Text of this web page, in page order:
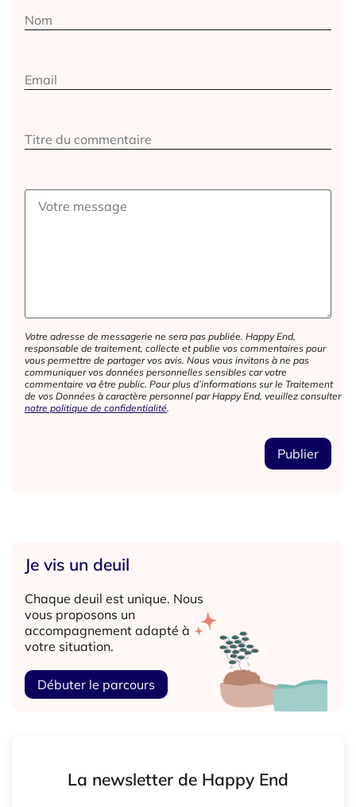
Votre adresse de messagerie ne sera pas publiée. Happy End,
responsable de traitement, collecte et publie vos commentaires pour
vous permettre de partager vos avis. Nous vous invitons à ne pas
communiquer vos données personnelles sensibles car votre
commentaire va être public. Pour plus d’informations sur le Traitement
de vos Données à caractère personnel par Happy End, veuillez consulter
notre politique de confidentialité.
Alternative:
Je vis un deuil
Chaque deuil est unique. Nous
vous proposons un
accompagnement adapté à
votre situation.
Débuter le parcours
La newsletter de Happy End